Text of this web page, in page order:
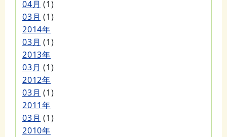
04月 (1)
03月 (1)
2014年
03月 (1)
2013年
03月 (1)
2012年
03月 (1)
2011年
03月 (1)
2010年